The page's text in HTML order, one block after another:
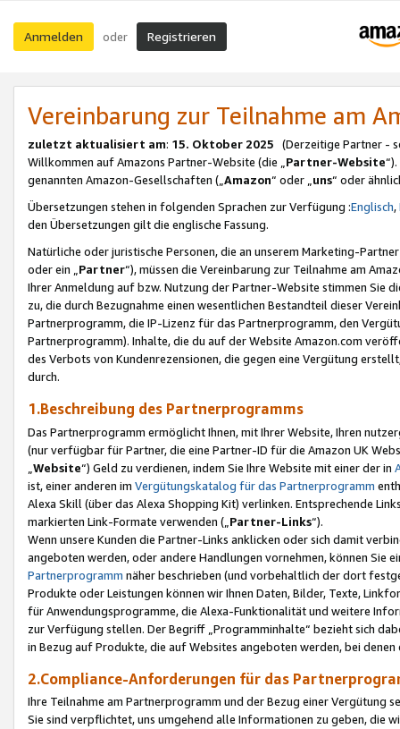
Anmelden oder Registrieren
Vereinbarung zur Teilnahme am
zuletzt aktualisiert am: 15. Oktober 2025 (Derzeitige Partner -
Willkommen auf Amazons Partner-Website (die „Partner-Website
genannten Amazon-Gesellschaften („Amazon“ oder „uns“ oder
Übersetzungen stehen in folgenden Sprachen zur Verfügung :Englisch,
den Übersetzungen gilt die englische Fassung.
Natürliche oder juristische Personen, die an unserem Marketing-
oder ein „Partner“), müssen die Vereinbarung zur Teilnahme am
Ihrer Anmeldung auf bzw. Nutzung der Partner-Website stimmen Sie
zu, die durch Bezugnahme einen wesentlichen Bestandteil dieser
Partnerprogramm, die IP-Lizenz für das Partnerprogramm, den
Partnerprogramm). Inhalte, die du auf der Website Amazon.com
des Verbots von Kundenrezensionen, die gegen eine Vergütung
durch.
1.Beschreibung des Partnerprogramms
Das Partnerprogramm ermöglicht Ihnen, mit Ihrer Website, Ihren
(nur verfügbar für Partner, die eine Partner-ID für die Amazon UK
Website“) Geld zu verdienen, indem Sie Ihre Website mit einer der in
ist, einer anderen im Vergütungskatalog für das Partnerprogramm
Alexa Skill (über das Alexa Shopping Kit) verlinken. Entsprechende
markierten Link-Formate verwenden („ Partner-Links“).
Wenn unsere Kunden die Partner-Links anklicken oder sich damit
angeboten werden, oder andere Handlungen vornehmen, können Sie
Partnerprogramm näher beschrieben (und vorbehaltlich der dort
Produkte oder Leistungen können wir Ihnen Daten, Bilder, Texte,
für Anwendungsprogramme, die Alexa-Funktionalität und weitere
zur Verfügung stellen. Der Begriff „Programminhalte“ bezieht sich
in Bezug auf Produkte, die auf Websites angeboten werden, bei
2.Compliance-Anforderungen für das
Ihre Teilnahme am Partnerprogramm und der Bezug einer Vergütung
Sie sind verpflichtet, uns umgehend alle Informationen zu geben, die